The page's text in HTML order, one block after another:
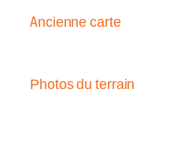
Ancienne carte
Photos du terrain